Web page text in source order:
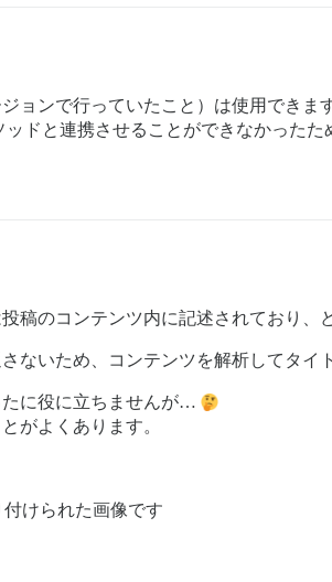
ョンで行っていたこと）は使用でき
ドと連携させることができなかったた
のコンテンツ内に記述されており、
いため、コンテンツを解析してタイ
たに役に立ちませんが…
がよくあります。
けられた画像です